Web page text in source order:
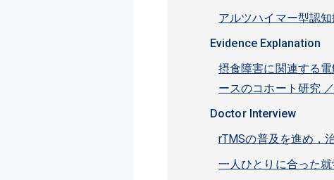
アルツハイマー型認
Evidence Explanation
摂食障害に関連する
ースのコホート研究
Doctor Interview
rTMSの普及を進め，
一人ひとりに合った